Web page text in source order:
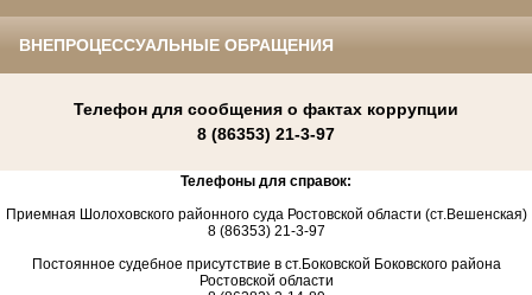
ВНЕПРОЦЕССУАЛЬНЫЕ ОБРАЩЕНИЯ
Телефон для сообщения о фактах коррупции
8 (86353) 21-3-97
Телефоны для справок:
Приемная Шолоховского районного суда Ростовской области (ст.Вешенская)
8 (86353) 21-3-97
Постоянное судебное присутствие в ст.Боковской Боковского района
Ростовской области